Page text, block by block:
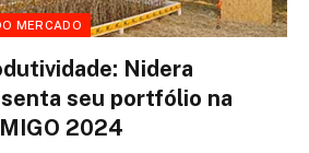
MERCADO
Nidera
seu portfólio na
2024